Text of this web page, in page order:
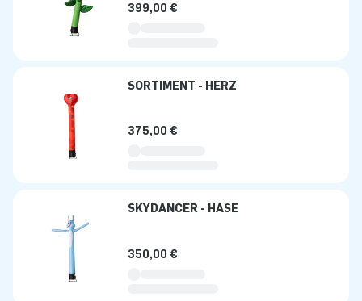
399,00 €
SORTIMENT - HERZ
375,00 €
SKYDANCER - HASE
350,00 €